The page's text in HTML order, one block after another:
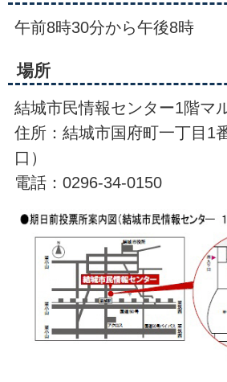
午前8時30分から午後8時
場所
結城市民情報センター1階マ
住所：結城市国府町一丁目1
口）
電話：0296-34-0150